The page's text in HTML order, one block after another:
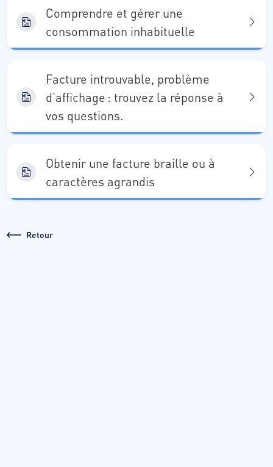
Comprendre et gérer une
consommation inhabituelle
Facture introuvable, problème
d’affichage : trouvez la réponse à
vos questions.
Obtenir une facture braille ou à
caractères agrandis
Retour